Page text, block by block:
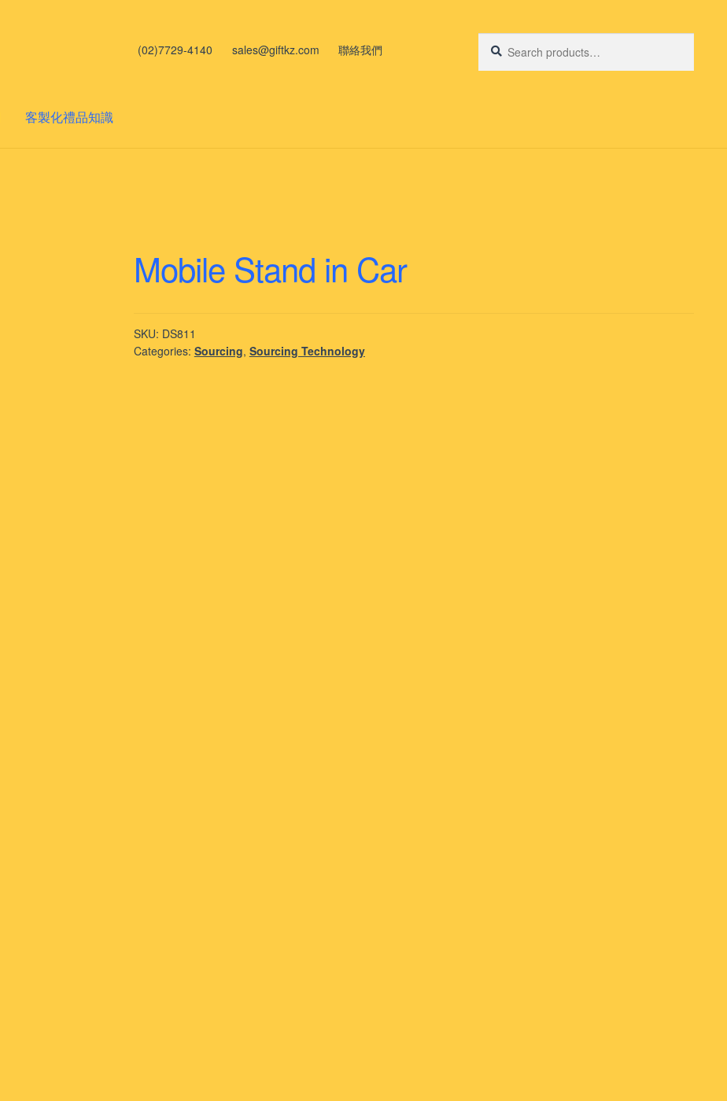
(02)7729-4140 sales@giftkz.com 聯絡我們
for:
客製化禮品知識
Mobile Stand in Car
SKU: DS811
Categories: Sourcing, Sourcing Technology